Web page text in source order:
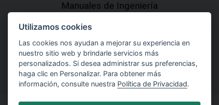
Manuales de Ingeniería
Descargue los Manuales de Ingeniería con las teorías y
explicaciones prácticas del uso de software.
Utilizamos cookies
Las cookies nos ayudan a mejorar su experiencia en
nuestro sitio web y brindarle servicios más
personalizados. Si desea administrar sus preferencias,
haga clic en Personalizar. Para obtener más
información, consulte nuestra Política de Privacidad.